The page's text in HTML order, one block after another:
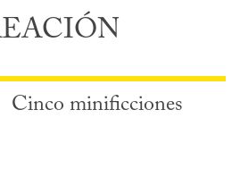
Cinco minificciones